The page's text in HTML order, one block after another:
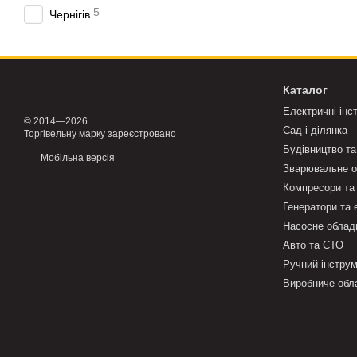
Ігнорування робочої
Робота без
Недостатня
Неправильне
Чим прес кращий за
Прес дає плавне
Який тоннаж обрати
Залежить від типових
запасом за зусиллям і
Чернігів 5
© 2014—2026
Торгівельну марку зареєстровано
Мобільна версія
Каталог
Електричні
Сад і ділянка
Будівництво
Зварювальне
Компресори
Генератори та
Насосне
Авто та СТО
Ручний
Виробниче